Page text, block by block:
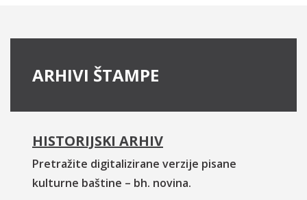
ARHIVI ŠTAMPE
HISTORIJSKI ARHIV
Pretražite digitalizirane verzije pisane
kulturne baštine – bh. novina.